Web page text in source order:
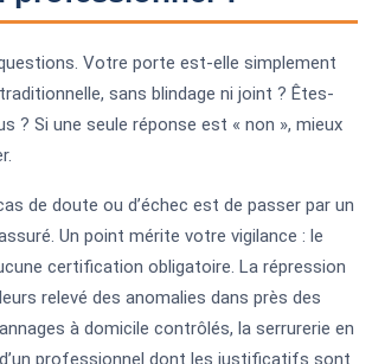
Votre porte est-elle simplement
sans blindage ni joint ? Êtes-
? Si une seule réponse est « non », mieux
de doute ou d’échec est de passer par un
Un point mérite votre vigilance : le
certification obligatoire. La répression
relevé des anomalies dans près des
à domicile contrôlés, la serrurerie en
d’un professionnel dont les justificatifs sont